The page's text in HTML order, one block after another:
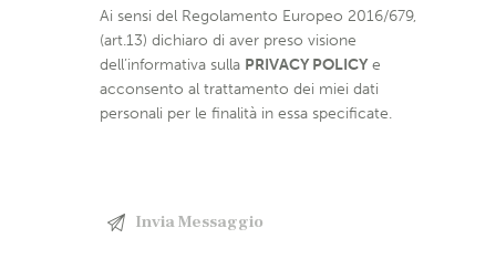
Ai sensi del Regolamento Europeo 2016/679,
(art.13) dichiaro di aver preso visione
dell’informativa sulla PRIVACY POLICYe
acconsento al trattamento dei miei dati
personali per le finalità in essa specificate.